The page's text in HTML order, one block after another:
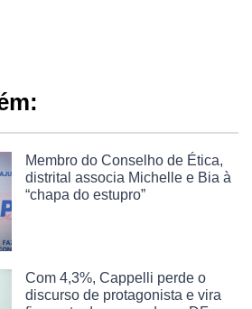
Membro do Conselho de Ética,
distrital associa Michelle e Bia à
“chapa do estupro”
Com 4,3%, Cappelli perde o
discurso de protagonista e vira